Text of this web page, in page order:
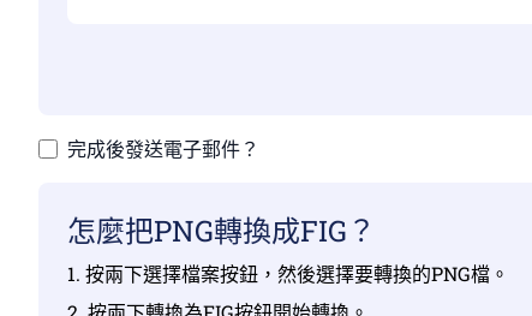
完成後發送電子郵件？
怎麼把PNG轉換成FIG？
1. 按兩下選擇檔案按鈕，然後選擇要轉換的PNG檔。